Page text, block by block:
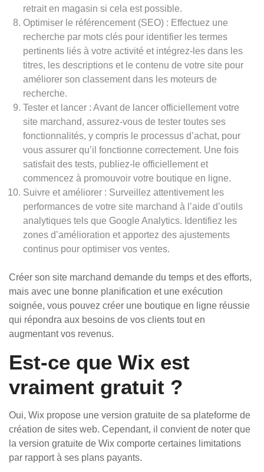
retrait en magasin si cela est possible.
Optimiser le référencement (SEO) : Effectuez une
recherche par mots clés pour identifier les termes
pertinents liés à votre activité et intégrez-les dans les
titres, les descriptions et le contenu de votre site pour
améliorer son classement dans les moteurs de
recherche.
Tester et lancer : Avant de lancer officiellement votre
site marchand, assurez-vous de tester toutes ses
fonctionnalités, y compris le processus d’achat, pour
vous assurer qu’il fonctionne correctement. Une fois
satisfait des tests, publiez-le officiellement et
commencez à promouvoir votre boutique en ligne.
Suivre et améliorer : Surveillez attentivement les
performances de votre site marchand à l’aide d’outils
analytiques tels que Google Analytics. Identifiez les
zones d’amélioration et apportez des ajustements
continus pour optimiser vos ventes.
Créer son site marchand demande du temps et des efforts,
mais avec une bonne planification et une exécution
soignée, vous pouvez créer une boutique en ligne réussie
qui répondra aux besoins de vos clients tout en
augmentant vos revenus.
Est-ce que Wix est
vraiment gratuit ?
Oui, Wix propose une version gratuite de sa plateforme de
création de sites web. Cependant, il convient de noter que
la version gratuite de Wix comporte certaines limitations
par rapport à ses plans payants.